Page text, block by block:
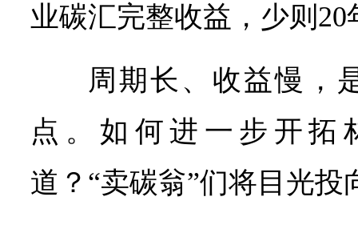
业碳汇完整收益，少则20
周期长、收益慢，
点。如何进一步开拓
道？“卖碳翁”们将目光投